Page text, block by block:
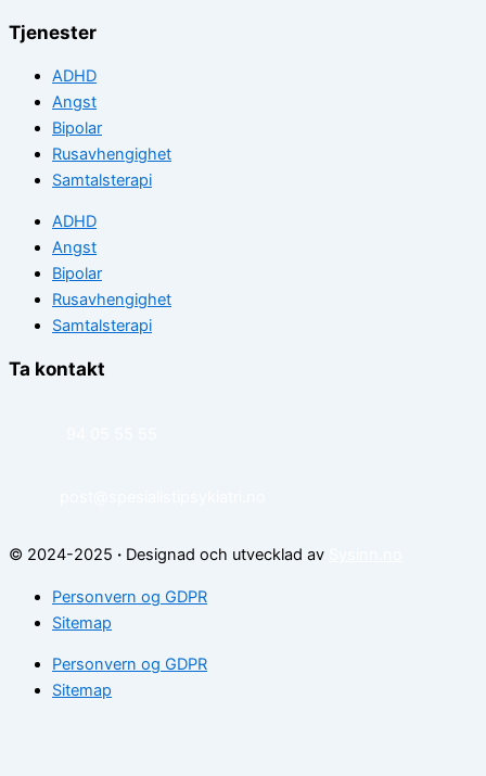
Tjenester
ADHD
Angst
Bipolar
Rusavhengighet
Samtalsterapi
ADHD
Angst
Bipolar
Rusavhengighet
Samtalsterapi
Ta kontakt
© 2024-2025 · Designad och utvecklad av
Personvern og GDPR
Sitemap
Personvern og GDPR
Sitemap